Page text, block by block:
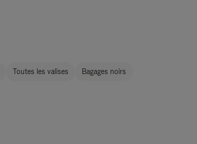
Toutes les valises Bagages noirs